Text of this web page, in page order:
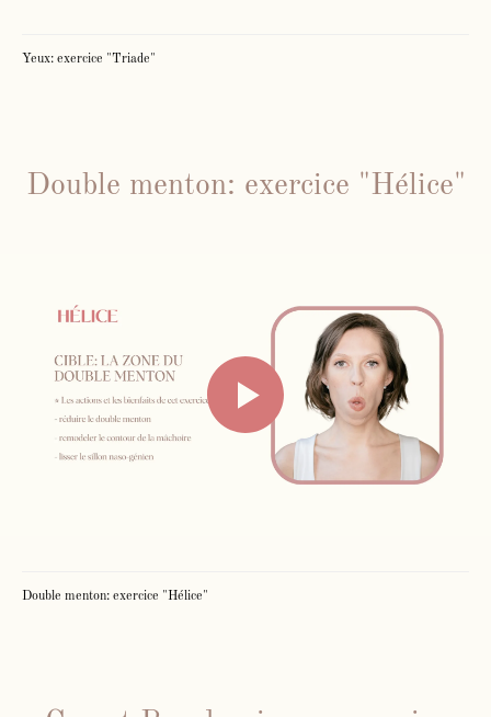
Yeux: exercice "Triade"
Double menton: exercice "Hélice"
Double menton: exercice "Hélice"